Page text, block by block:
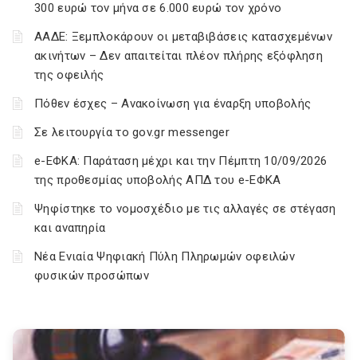
300 ευρώ τον μήνα σε 6.000 ευρώ τον χρόνο
ΑΑΔΕ: Ξεμπλοκάρουν οι μεταβιβάσεις κατασχεμένων
ακινήτων – Δεν απαιτείται πλέον πλήρης εξόφληση
της οφειλής
Πόθεν έσχες – Ανακοίνωση για έναρξη υποβολής
Σε λειτουργία το gov.gr messenger
e-ΕΦΚΑ: Παράταση μέχρι και την Πέμπτη 10/09/2026
της προθεσμίας υποβολής ΑΠΔ του e-ΕΦΚΑ
Ψηφίστηκε το νομοσχέδιο με τις αλλαγές σε στέγαση
και αναπηρία
Νέα Ενιαία Ψηφιακή Πύλη Πληρωμών οφειλών
φυσικών προσώπων